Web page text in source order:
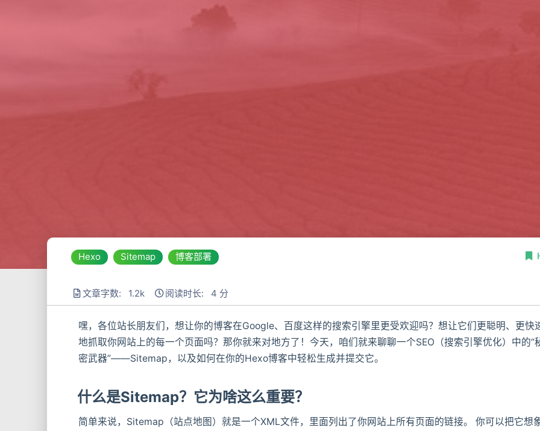
Hexo Sitemap 博客部署
文章字数: 1.2k 阅读时长: 4 分
嘿，各位站长朋友们，想让你的博客在Google、百度这样的搜索引擎里更受欢迎吗？想让它们更聪明、更快
地抓取你网站上的每一个页面吗？那你就来对地方了！今天，咱们就来聊聊一个SEO（搜索引擎优化）中的“
密武器”——Sitemap，以及如何在你的Hexo博客中轻松生成并提交它。
什么是Sitemap？它为啥这么重要？
简单来说，Sitemap（站点地图）就是一个XML文件，里面列出了你网站上所有页面的链接。 你可以把它想